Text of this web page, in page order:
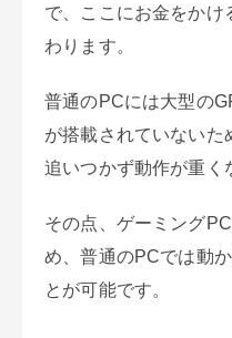
で、ここにお金をかけ
わります。
普通のPCには大型の
が搭載されていないた
追いつかず動作が重く
その点、ゲーミング
め、普通のPCでは動
とが可能です。